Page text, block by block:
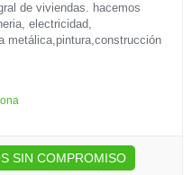
de viviendas. hacemos
electricidad,
metálica,pintura,construcción
SIN COMPROMISO